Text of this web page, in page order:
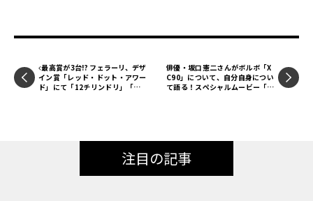
最高賞が3台!? フェラーリ、デザ
イン賞「レッド・ドット・アワー
ド」にて「12チリンドリ」「同
俳優・坂口憲二さんがボルボ「X
C90」について、自分自身につい
て語る！スペシャルムービー「S
注目の記事